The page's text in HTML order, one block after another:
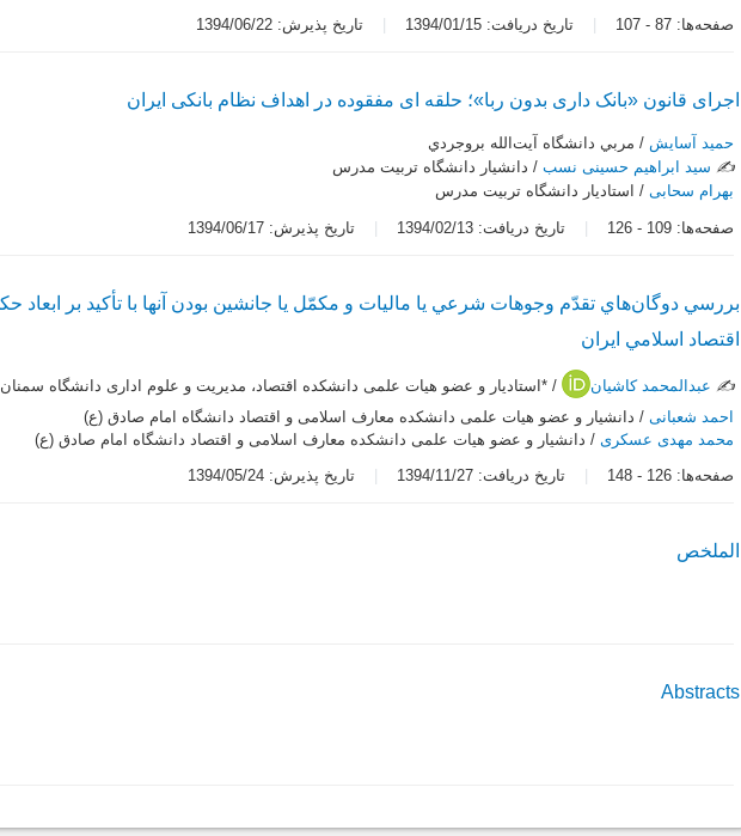
صفحه‌ها: 87
-
107 تاریخ دریافت: 1394/01/15 تاریخ پذیرش: 1394/06/22
اجرای قانون «بانک داری بدون ربا»؛ حلقه ای مفقوده در اهداف نظام بانکی ایران
حمید آسایش / مربي دانشگاه آيت‌الله بروجردي
✍️ سید ابراهیم حسینی نسب/ دانشيار دانشگاه تربيت مدرس
بهرام سحابی/ استاديار دانشگاه تربيت مدرس
صفحه‌ها: 109
-
126 تاریخ دریافت: 1394/02/13 تاریخ پذیرش: 1394/06/17
بررسي دوگان‌هاي تقدّم وجوهات شرعي يا ماليات و مكمّل يا جانشين بودن آنها با تأكيد بر
اقتصاد اسلامي ايران
✍️ عبدالمحمد کاشیان
/ *استادیار و عضو هیات علمی دانشکده اقتصاد، مدیریت و علوم اداری دانشگاه سمنان
احمد شعبانی / دانشیار و عضو هیات علمی دانشکده معارف اسلامی و اقتصاد دانشگاه امام صادق (ع)
محمد مهدی عسکری / دانشیار و عضو هیات علمی دانشکده معارف اسلامی و اقتصاد دانشگاه امام صادق (ع)
صفحه‌ها: 126
-
148 تاریخ دریافت: 1394/11/27 تاریخ پذیرش: 1394/05/24
الملخص
Abstracts